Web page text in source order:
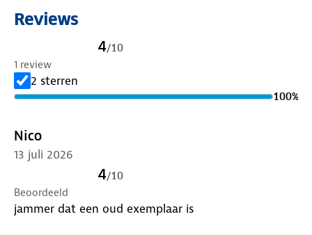
Reviews
4/10
1 review
2 sterren
100%
Nico
13 juli 2026
4/10
Beoordeeld
jammer dat een oud exemplaar is